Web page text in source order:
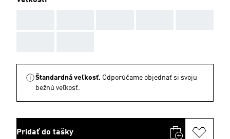
Štandardná veľkosť. Odporúčame objednať si svoju
bežnú veľkosť.
Pridať do tašky